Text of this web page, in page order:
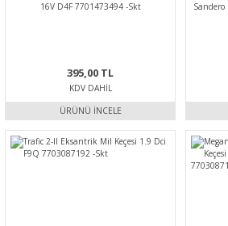
16V D4F 7701473494 -Skt
395,00 TL
KDV DAHIL
ÜRÜNÜ İNCELE